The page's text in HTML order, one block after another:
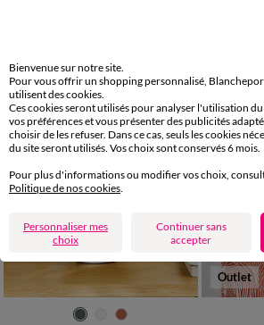
UNITÉ
Outlet
Bienvenue sur notre site.
Pour vous offrir un shopping personnalisé,
utilisent des cookies.
Ces cookies seront utilisés pour analyser l'utilisation
vos préférences et vous présenter des publicités
choisir de les refuser. Dans ce cas, seuls les cookies
du site seront utilisés. Vos choix sont conservés 6 mois.
Pour plus d'informations ou modifier vos choix,
Politique de nos cookies.
Personnaliser mes
choix
Continuer sans
accepter